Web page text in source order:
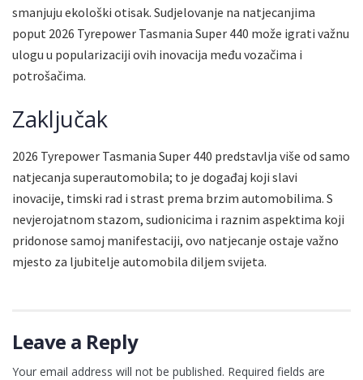
smanjuju ekološki otisak. Sudjelovanje na natjecanjima
poput 2026 Tyrepower Tasmania Super 440 može igrati važnu
ulogu u popularizaciji ovih inovacija među vozačima i
potrošačima.
Zaključak
2026 Tyrepower Tasmania Super 440 predstavlja više od samo
natjecanja superautomobila; to je događaj koji slavi
inovacije, timski rad i strast prema brzim automobilima. S
nevjerojatnom stazom, sudionicima i raznim aspektima koji
pridonose samoj manifestaciji, ovo natjecanje ostaje važno
mjesto za ljubitelje automobila diljem svijeta.
Leave a Reply
Your email address will not be published. Required fields are